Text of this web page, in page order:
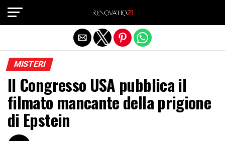
MISTERI
Il Congresso USA pubblica il
filmato mancante della prigione
di Epstein
Exit mobile version